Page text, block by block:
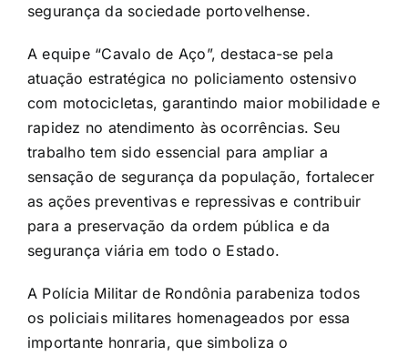
segurança da sociedade portovelhense.
A equipe “Cavalo de Aço”, destaca-se pela
atuação estratégica no policiamento ostensivo
com motocicletas, garantindo maior mobilidade e
rapidez no atendimento às ocorrências. Seu
trabalho tem sido essencial para ampliar a
sensação de segurança da população, fortalecer
as ações preventivas e repressivas e contribuir
para a preservação da ordem pública e da
segurança viária em todo o Estado.
A Polícia Militar de Rondônia parabeniza todos
os policiais militares homenageados por essa
importante honraria, que simboliza o